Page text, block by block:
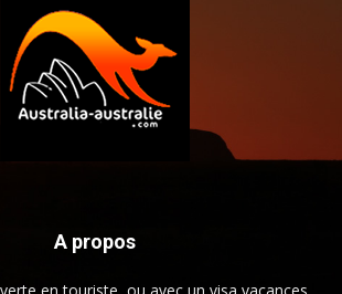
A propos
en touriste, ou avec un visa vacances